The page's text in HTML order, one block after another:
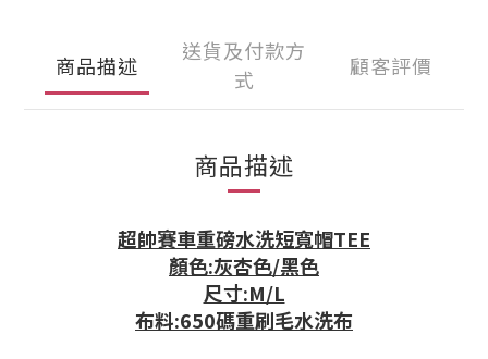
商品描述
送貨及付款方
式
顧客評價
商品描述
超帥賽車重磅水洗短寬帽TEE
顏色:灰杏色/黑色
尺寸:M/L
布料:650碼重刷毛水洗布